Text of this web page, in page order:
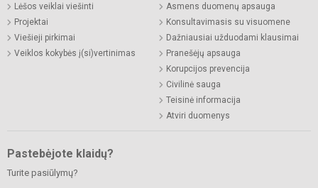
Lėšos veiklai viešinti
Projektai
Viešieji pirkimai
Veiklos kokybės į(si)vertinimas
Asmens duomenų apsauga
Konsultavimasis su visuomene
Dažniausiai užduodami klausimai
Pranešėjų apsauga
Korupcijos prevencija
Civilinė sauga
Teisinė informacija
Atviri duomenys
Pastebėjote klaidų?
Turite pasiūlymų?